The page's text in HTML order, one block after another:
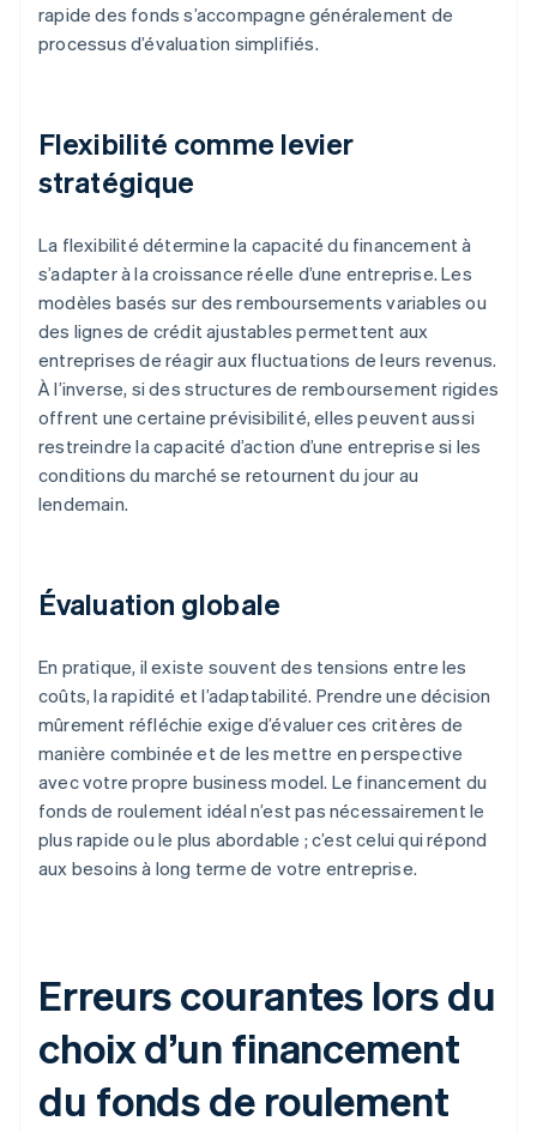
rapide des fonds s’accompagne généralement de
processus d’évaluation simplifiés.
Flexibilité comme levier
stratégique
La flexibilité détermine la capacité du financement à
s’adapter à la croissance réelle d’une entreprise. Les
modèles basés sur des remboursements variables ou
des lignes de crédit ajustables permettent aux
entreprises de réagir aux fluctuations de leurs revenus.
À l’inverse, si des structures de remboursement rigides
offrent une certaine prévisibilité, elles peuvent aussi
restreindre la capacité d’action d’une entreprise si les
conditions du marché se retournent du jour au
lendemain.
Évaluation globale
En pratique, il existe souvent des tensions entre les
coûts, la rapidité et l’adaptabilité. Prendre une décision
mûrement réfléchie exige d’évaluer ces critères de
manière combinée et de les mettre en perspective
avec votre propre business model. Le financement du
fonds de roulement idéal n’est pas nécessairement le
plus rapide ou le plus abordable ; c’est celui qui répond
aux besoins à long terme de votre entreprise.
Erreurs courantes lors du
choix d’un financement
du fonds de roulement